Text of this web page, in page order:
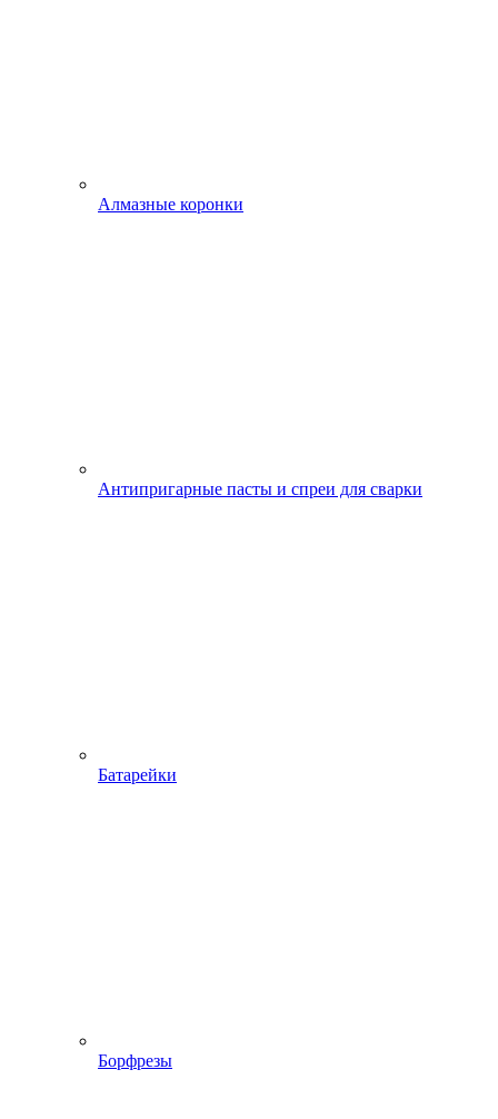
Алмазные коронки
Антипригарные пасты и спреи для сварки
Батарейки
Борфрезы